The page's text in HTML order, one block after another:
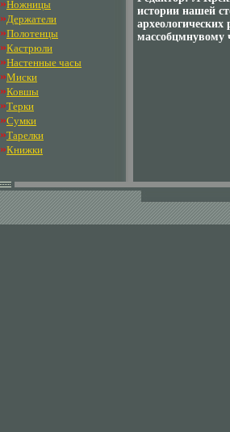
»Ножницы
»Держатели
»Полотенцы
»Кастрюли
»Настенные часы
»Миски
»Ковшы
»Терки
»Сумки
»Тарелки
»Книжки
истории нашей
археологических
массобцмнувому